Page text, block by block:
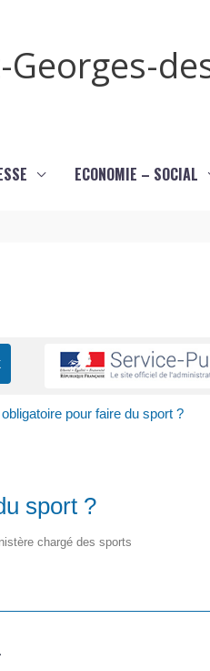
Georges-
ECONOMIE – SOCIAL
pour faire du sport ?
sport ?
chargé des sports